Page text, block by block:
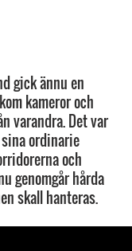
gick ännu en
kameror och
varandra. Det var
ordinarie
och
genomgår hårda
skall hanteras.